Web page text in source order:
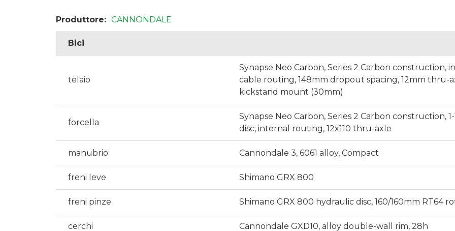
Produttore: CANNONDALE
Bici
telaio
Synapse Neo Carbon, Series 2 Carbon
cable routing, 148mm dropout spacing, 12mm thru-
kickstand mount (30mm)
forcella
Synapse Neo Carbon, Series 2 Carbon construction,
disc, internal routing, 12x110 thru-axle
manubrio Cannondale 3, 6061 alloy, Compact
freni leve Shimano GRX 800
freni pinze Shimano GRX 800 hydraulic disc, 160/160mm RT64
cerchi Cannondale GXD10, alloy double-wall rim, 28h